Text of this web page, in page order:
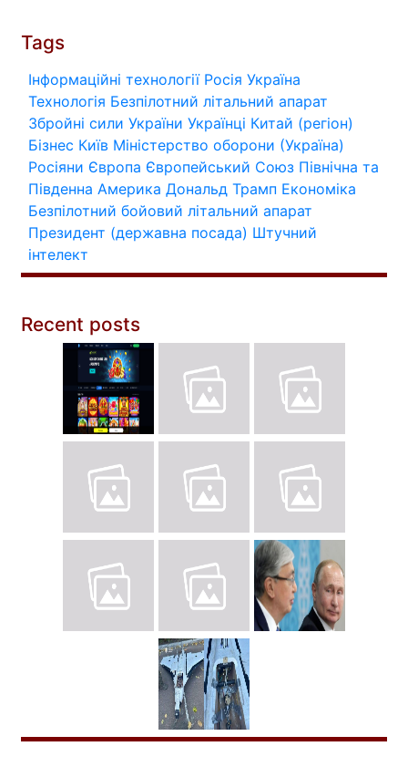
Tags
Інформаційні технології Росія Україна
Технологія Безпілотний літальний апарат
Збройні сили України Українці Китай (регіон)
Бізнес Київ Міністерство оборони (Україна)
Росіяни Європа Європейський Союз Північна та
Південна Америка Дональд Трамп Економіка
Безпілотний бойовий літальний апарат
Президент (державна посада) Штучний
інтелект
Recent posts